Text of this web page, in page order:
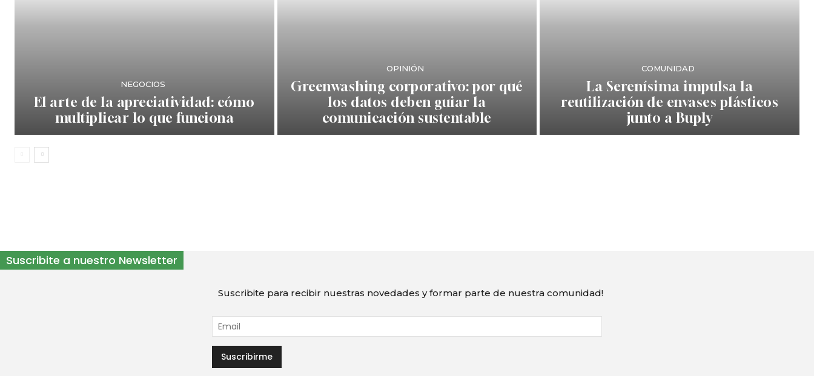
NEGOCIOS
El arte de la apreciatividad: cómo
multiplicar lo que funciona
OPINIÓN
Greenwashing corporativo: por qué
los datos deben guiar la
comunicación sustentable
COMUNIDAD
La Serenísima impulsa la
reutilización de envases plásticos
junto a Buply
Suscribite a nuestro Newsletter
Suscribite para recibir nuestras novedades y formar parte de nuestra comunidad!